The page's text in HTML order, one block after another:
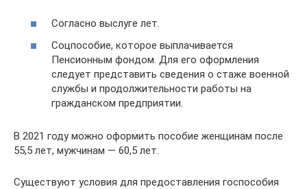
Согласно выслуге лет.
Соцпособие, которое выплачивается
Пенсионным фондом. Для его оформления
следует представить сведения о стаже военной
службы и продолжительности работы на
гражданском предприятии.
В 2021 году можно оформить пособие женщинам после
55,5 лет, мужчинам — 60,5 лет.
Существуют условия для предоставления госпособия